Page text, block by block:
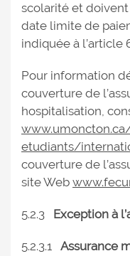
scolarité et
date limite de
indiquée à l’article
Pour information
couverture de
hospitalisation,
etudiants/
couverture de
site Web
5.2.3 Exception à
5.2.3.1 Assurance